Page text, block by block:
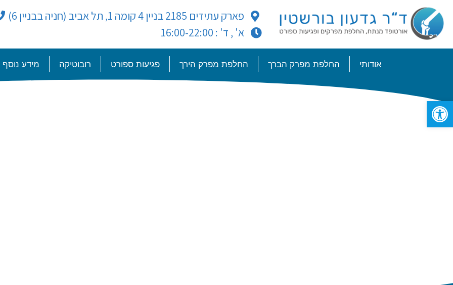
פתח סרגל נגישות
פארק עתידים 2185 בניין 4 קומה 1, תל אביב (חניה בבניין 6)
א' , ד' : 16:00-22:00
אודותי החלפת מפרק הברך החלפת מפרק הירך פגיעות ספורט רובוטיקה מידע נוסף